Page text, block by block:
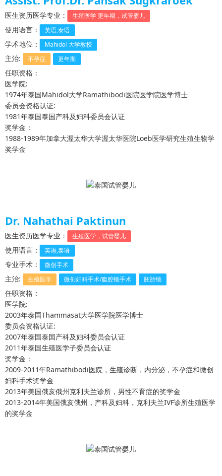
医生资历医学专业： 生殖医学 更年期，试管婴儿
使用语言： 英语,泰语
学术地位： Mahidol 大学教授
主治: 不孕症 更年期
任职资格：
医学院:
1974年泰国Mahidol大学Ramathibodi医院医学院医学博士
委员会资格认证:
1981年泰国泰国产科及妇科委员会认证
奖学金：
1988-1989年加拿大渥太华大学渥太华医院Loeb医学研究生殖生物学
奖学金
Dr. Nahathai Paktinun
医生资历医学专业： 生殖医学，试管婴儿
使用语言： 英语,泰语
专业手术： 微创手术
主治: 生殖医学 微创妇科手术/腹腔镜手术 胚胎镜
任职资格：
医学院:
2003年泰国Thammasat大学医学院医学博士
委员会资格认证:
2007年泰国泰国产科及妇科委员会认证
2011年泰国生殖医学子委员会认证
奖学金：
2009-2011年Ramathibodi医院，生殖诊断，内分泌，不孕症和微创
妇科手术奖学金
2013年美国俄亥俄州克利夫兰诊所，男性不育症的奖学金
2013-2014年美国俄亥俄州，产科及妇科，克利夫兰IVF诊所生殖医学
的奖学金